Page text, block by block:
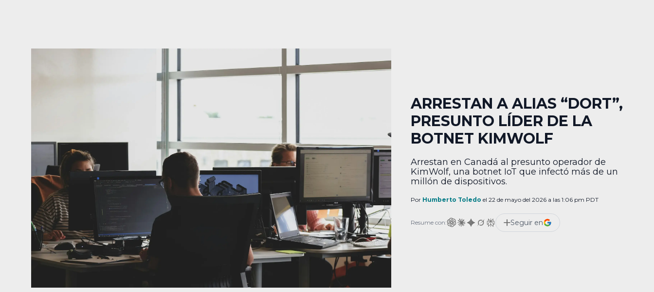
ARRESTAN A ALIAS “DORT”,
PRESUNTO LÍDER DE LA
BOTNET KIMWOLF
Arrestan en Canadá al presunto operador de
KimWolf, una botnet IoT que infectó más de un
millón de dispositivos.
Por Humberto Toledo el 22 de mayo del 2026 a las 1:06 pm PDT
Resume con: Seguir en